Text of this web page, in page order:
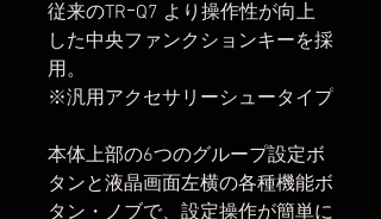
従来のTRｰQ7 より操作性が向上
した中央ファンクションキーを採
用。
※汎用アクセサリーシュータイプ
本体上部の6つのグループ設定ボ
タンと液晶画面左横の各種機能ボ
タン・ノブで、設定操作が簡単に